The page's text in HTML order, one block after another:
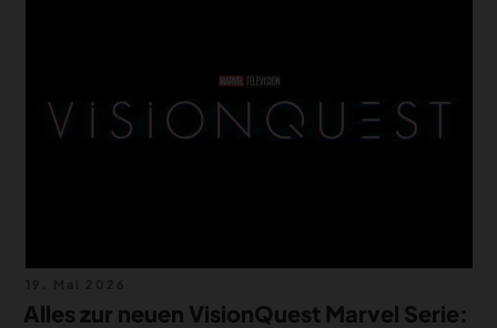
am
Alles zur neuen VisionQuest Marvel Serie: